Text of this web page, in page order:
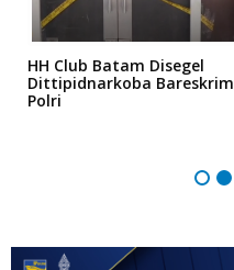
HH Club Batam Disegel
Dittipidnarkoba Bareskrim
Polri